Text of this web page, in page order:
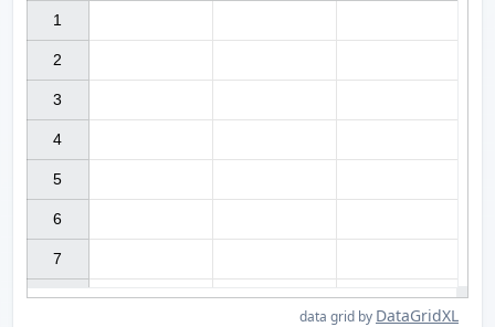
1
2
3
4
5
6
7
data grid by DataGridXL